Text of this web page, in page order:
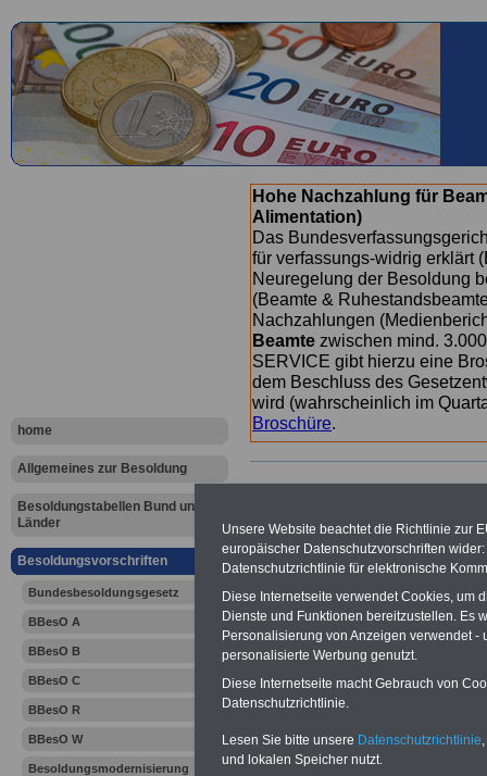
home
Allgemeines zur Besoldung
Besoldungstabellen Bund und
Länder
Besoldungsvorschriften
Bundesbesoldungsgesetz
BBesO A
BBesO B
BBesO C
BBesO R
BBesO W
Besoldungsmodernisierung
Hohe Nachzahlung für
Alimentation)
Das
für verfassungs-widrig erklärt
Neuregelung der Besoldung
(Beamte &
Nachzahlungen
Beamte zwischen mind.
SERVICE gibt hierzu eine
dem Beschluss des
wird (wahrscheinlich im
Broschüre.
Schleswig-
(SHBesG):
Unsere Website beachtet die Richtlinie zur
europäischer Datenschutzvorschriften
Datenschutzrichtlinie für elektronische
Diese Internetseite verwendet Cookies, um
Dienste und Funktionen bereitzustellen. Es
Personalisierung von Anzeigen verwendet
personalisierte Werbung genutzt.
Diese Internetseite macht Gebrauch von
Datenschutzrichtlinie.
Lesen Sie bitte unsere Datenschutzrichtlinie
und lokalen Speicher nutzt.